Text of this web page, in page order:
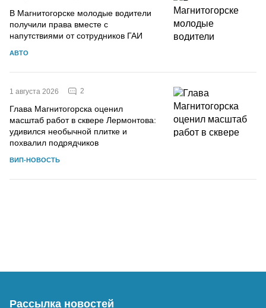
В Магнитогорске молодые водители
получили права вместе с
напутствиями от сотрудников ГАИ
АВТО
1 августа 2026 2
Глава Магнитогорска оценил
масштаб работ в сквере Лермонтова:
удивился необычной плитке и
похвалил подрядчиков
ВИП-НОВОСТЬ
Рассылка новостей